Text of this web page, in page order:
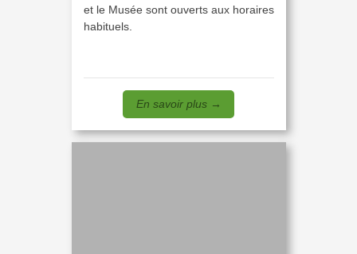
et le Musée sont ouverts aux horaires
habituels.
En savoir plus →